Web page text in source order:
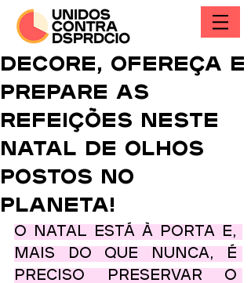
Decore, ofereça e
prepare as
refeições neste
Natal de olhos
postos no
Planeta!
O Natal está à porta e,
mais do que nunca, é
preciso preservar o